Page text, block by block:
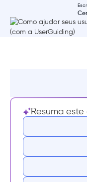
Resumo
Por que os
seus recursos?
Resuma